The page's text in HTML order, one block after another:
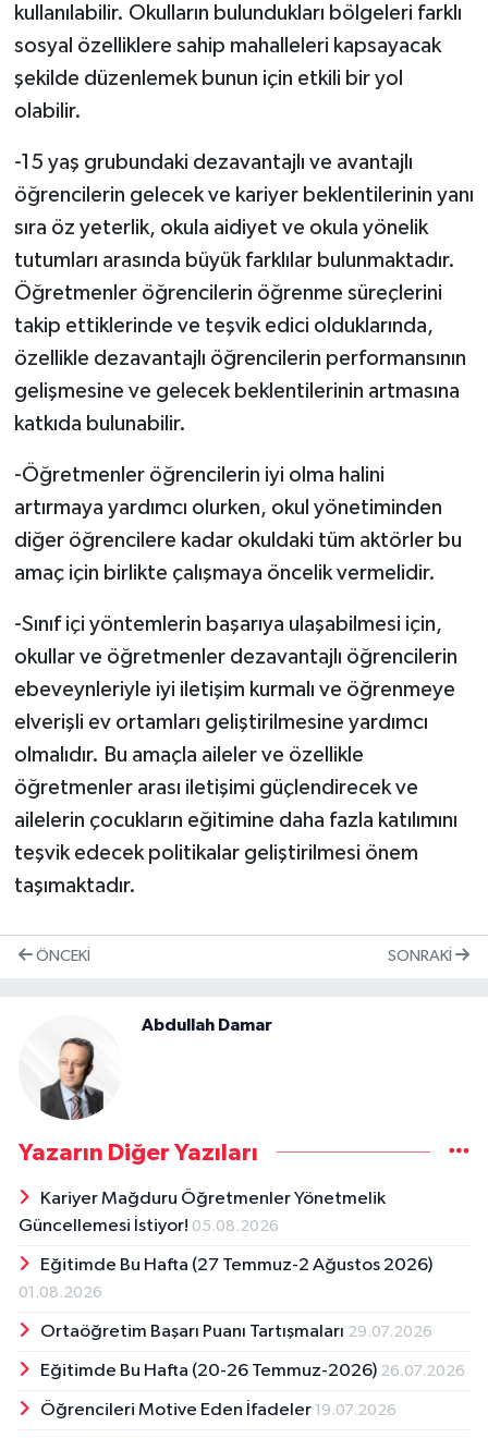
kullanılabilir. Okulların bulundukları bölgeleri farklı
sosyal özelliklere sahip mahalleleri kapsayacak
şekilde düzenlemek bunun için etkili bir yol
olabilir.
-15 yaş grubundaki dezavantajlı ve avantajlı
öğrencilerin gelecek ve kariyer beklentilerinin yanı
sıra öz yeterlik, okula aidiyet ve okula yönelik
tutumları arasında büyük farklılar bulunmaktadır.
Öğretmenler öğrencilerin öğrenme süreçlerini
takip ettiklerinde ve teşvik edici olduklarında,
özellikle dezavantajlı öğrencilerin performansının
gelişmesine ve gelecek beklentilerinin artmasına
katkıda bulunabilir.
-Öğretmenler öğrencilerin iyi olma halini
artırmaya yardımcı olurken, okul yönetiminden
diğer öğrencilere kadar okuldaki tüm aktörler bu
amaç için birlikte çalışmaya öncelik vermelidir.
-Sınıf içi yöntemlerin başarıya ulaşabilmesi için,
okullar ve öğretmenler dezavantajlı öğrencilerin
ebeveynleriyle iyi iletişim kurmalı ve öğrenmeye
elverişli ev ortamları geliştirilmesine yardımcı
olmalıdır. Bu amaçla aileler ve özellikle
öğretmenler arası iletişimi güçlendirecek ve
ailelerin çocukların eğitimine daha fazla katılımını
teşvik edecek politikalar geliştirilmesi önem
taşımaktadır.
ÖNCEKI SONRAKI
Abdullah Damar
Yazarın Diğer Yazıları
Kariyer Mağduru Öğretmenler Yönetmelik
Güncellemesi İstiyor! 05.08.2026
Eğitimde Bu Hafta (27 Temmuz-2 Ağustos 2026)
01.08.2026
Ortaöğretim Başarı Puanı Tartışmaları 29.07.2026
Eğitimde Bu Hafta (20-26 Temmuz-2026) 26.07.2026
Öğrencileri Motive Eden İfadeler 19.07.2026